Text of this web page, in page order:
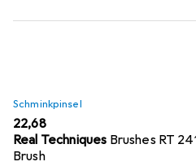
Schminkpinsel
EUR
22,68
Real Techniques Brushes RT
Brush